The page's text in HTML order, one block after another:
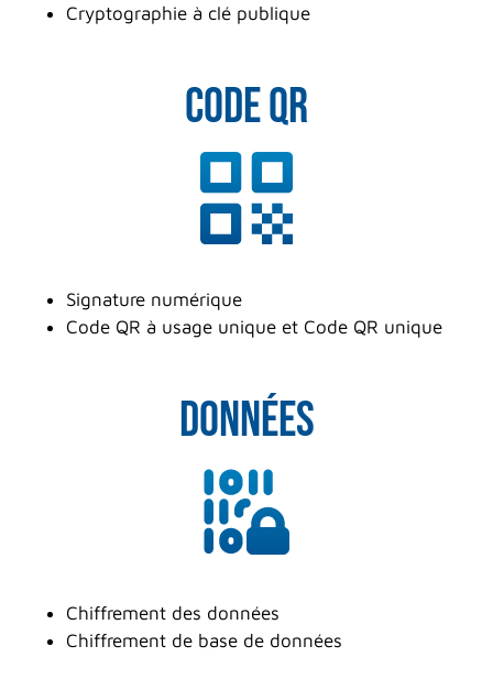
Cryptographie à clé publique
code qr
Signature numérique
Code QR à usage unique et Code QR unique
données
Chiffrement des données
Chiffrement de base de données